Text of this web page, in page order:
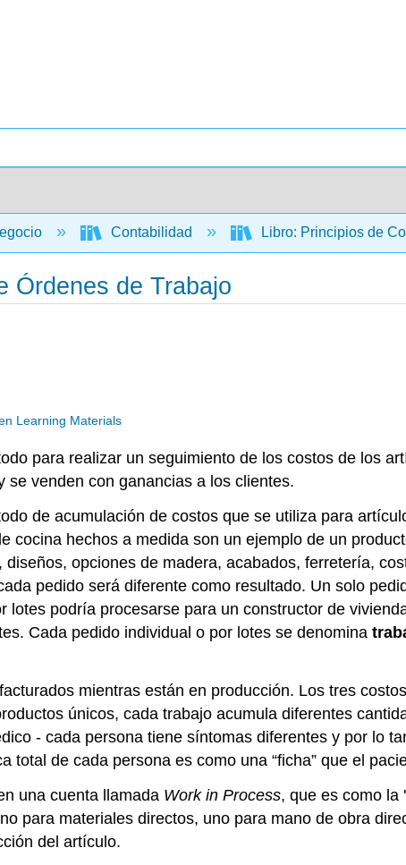
Contabilidad Libro: Principios de
Órdenes de Trabajo
Learning Materials
para realizar un seguimiento de los costos de los
venden con ganancias a los clientes.
de acumulación de costos que se utiliza para
cocina hechos a medida son un ejemplo de un
opciones de madera, acabados, ferretería,
pedido será diferente como resultado. Un solo
lotes podría procesarse para un constructor de
Cada pedido individual o por lotes se denomina
mientras están en producción. Los tres
únicos, cada trabajo acumula diferentes
- cada persona tiene síntomas diferentes y por lo
total de cada persona es como una “ficha” que el
una cuenta llamada Work in Process, que es como la
para materiales directos, uno para mano de obra
del artículo.